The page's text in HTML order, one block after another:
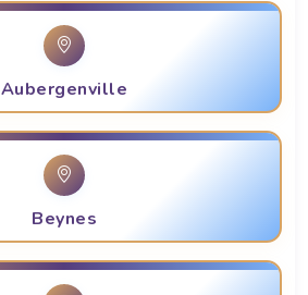
Aubergenville
Beynes